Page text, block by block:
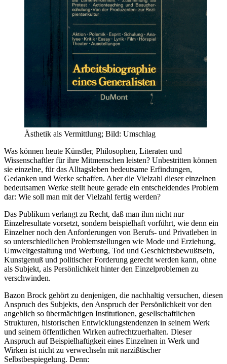
Ästhetik als Vermittlung; Bild: Umschlag
Was können heute Künstler, Philosophen, Literaten und
Wissenschaftler für ihre Mitmenschen leisten? Unbestritten können
sie einzelne, für das Alltagsleben bedeutsame Erfindungen,
Gedanken und Werke schaffen. Aber die Vielzahl dieser einzelnen
bedeutsamen Werke stellt heute gerade ein entscheidendes Problem
dar: Wie soll man mit der Vielzahl fertig werden?
Das Publikum verlangt zu Recht, daß man ihm nicht nur
Einzelresultate vorsetzt, sondern beispielhaft vorführt, wie denn ein
Einzelner noch den Anforderungen von Berufs- und Privatleben in
so unterschiedlichen Problemstellungen wie Mode und Erziehung,
Umweltgestaltung und Werbung, Tod und Geschichtsbewußtsein,
Kunstgenuß und politischer Forderung gerecht werden kann, ohne
als Subjekt, als Persönlichkeit hinter den Einzelproblemen zu
verschwinden.
Bazon Brock gehört zu denjenigen, die nachhaltig versuchen, diesen
Anspruch des Subjekts, den Anspruch der Persönlichkeit vor den
angeblich so übermächtigen Institutionen, gesellschaftlichen
Strukturen, historischen Entwicklungstendenzen in seinem Werk
und seinem öffentlichen Wirken aufrechtzuerhalten. Dieser
Anspruch auf Beispielhaftigkeit eines Einzelnen in Werk und
Wirken ist nicht zu verwechseln mit narzißtischer
Selbstbespiegelung. Denn: